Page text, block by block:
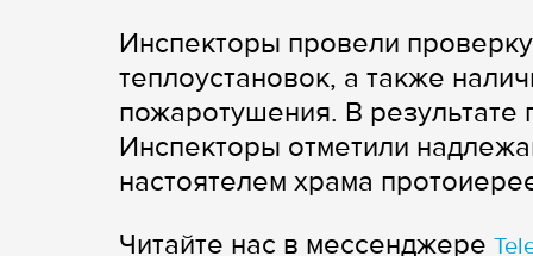
Инспекторы провели
теплоустановок, а также
пожаротушения. В
Инспекторы отметили
настоятелем храма
Читайте нас в мессенджере